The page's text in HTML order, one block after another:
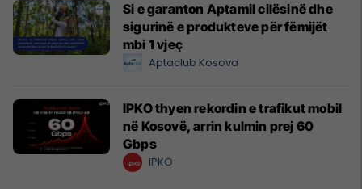
Si e garanton Aptamil cilësinë dhe
sigurinë e produkteve për fëmijët
mbi 1 vjeç
Aptaclub Kosova
IPKO thyen rekordin e trafikut mobil
në Kosovë, arrin kulmin prej 60
Gbps
IPKO